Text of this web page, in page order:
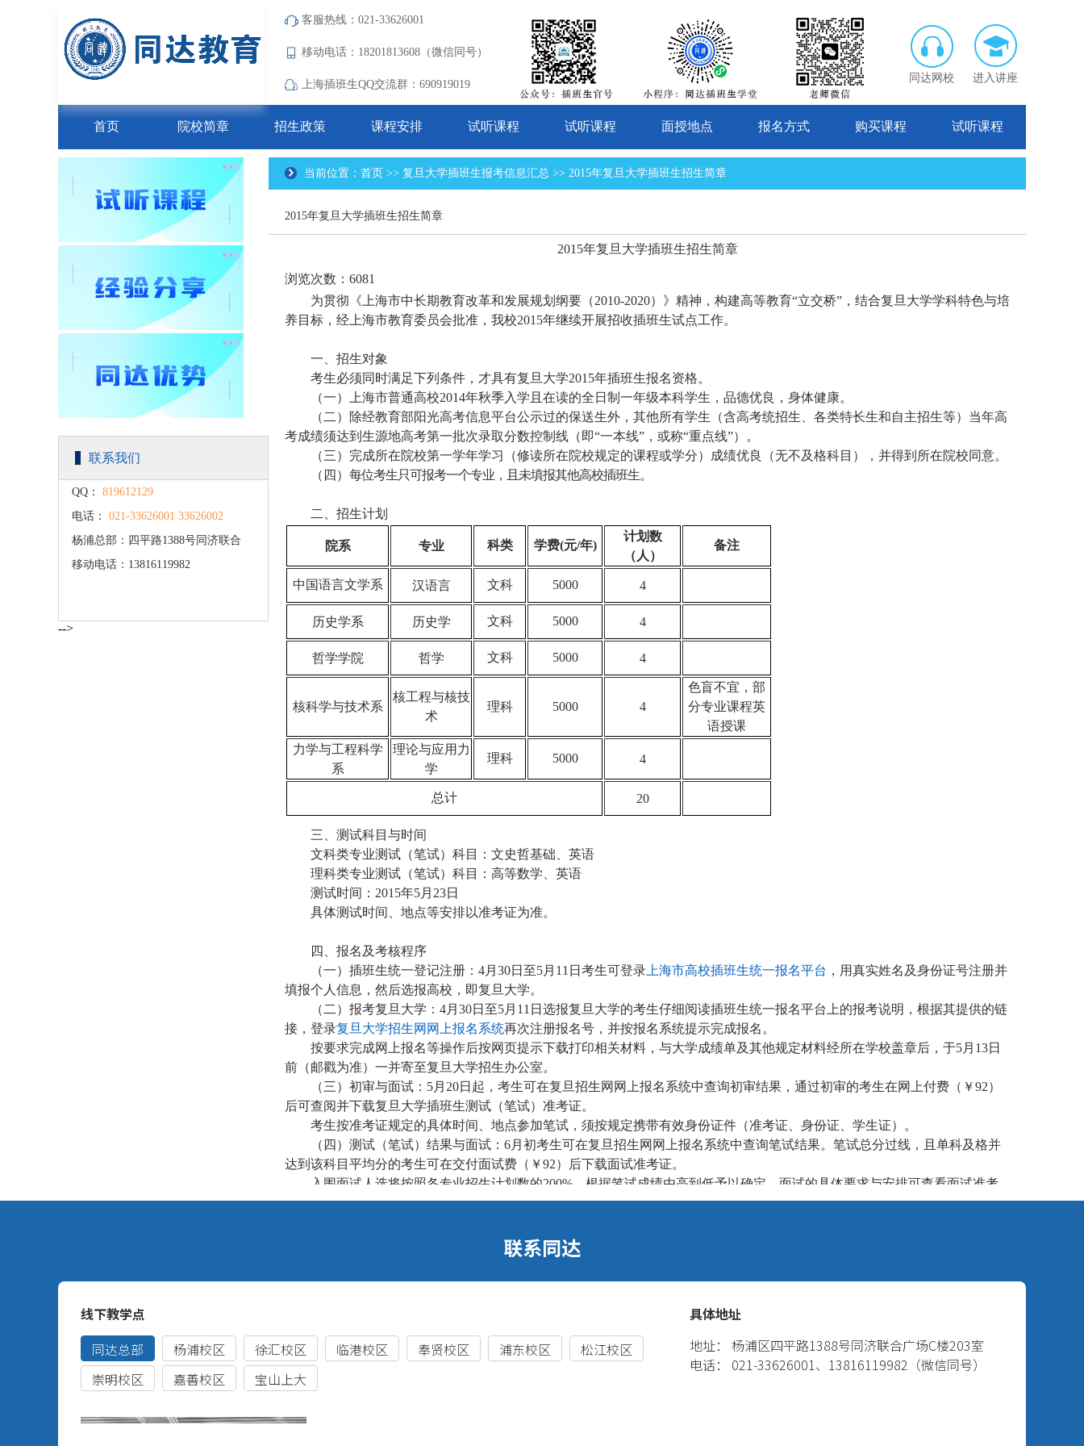
客服热线：021-33626001
移动电话：18201813608（微信同号）
上海插班生QQ交流群：690919019
同达网校 进入讲座
首页 院校简章 招生政策 课程安排 试听课程 试听课程 面授地点 报名方式 购买课程 试听课程
联系我们
QQ： 819612129
电话： 021-33626001 33626002
杨浦总部：四平路1388号同济联合
广场C楼203
移动电话：13816119982
-->
当前位置：首页 >> 复旦大学插班生报考信息汇总 >> 2015年复旦大学插班生招生简章
2015年复旦大学插班生招生简章
2015年复旦大学插班生招生简章
浏览次数：6081
为贯彻《上海市中长期教育改革和发展规划纲要（2010-2020）》精神，构建高等教育“立交桥”，结合复旦大学学科特色与培
养目标，经上海市教育委员会批准，我校2015年继续开展招收插班生试点工作。
一、招生对象
考生必须同时满足下列条件，才具有复旦大学2015年插班生报名资格。
（一）上海市普通高校2014年秋季入学且在读的全日制一年级本科学生，品德优良，身体健康。
（二）除经教育部阳光高考信息平台公示过的保送生外，其他所有学生（含高考统招生、各类特长生和自主招生等）当年高
考成绩须达到生源地高考第一批次录取分数控制线（即“一本线”，或称“重点线”）。
（三）完成所在院校第一学年学习（修读所在院校规定的课程或学分）成绩优良（无不及格科目），并得到所在院校同意。
（四） 每位考生只可报考一个专业，且未填报其他高校插班生。
二、招生计划
院系 专业 科类 学费(元/年)
计划数
（人）
备注
中国语言文学系 汉语言 文科 5000 4
历史学系 历史学 文科 5000 4
哲学学院 哲学 文科 5000 4
核科学与技术系
核工程与核技
术
理科 5000 4
色盲不宜，部
分专业课程英
语授课
力学与工程科学
系
理论与应用力
学
理科 5000 4
总计 20
三、测试科目与时间
文科类专业测试（笔试）科目：文史哲基础、英语
理科类专业测试（笔试）科目：高等数学、英语
测试时间： 2015年5月23日
具体测试时间、地点等安排以准考证为准。
四、报名及考核程序
（一）插班生统一登记注册： 4月30日至5月11日考生可登录 上海市高校插班生统一报名平台 ，用真实姓名及身份证号注册并
填报个人信息，然后选报高校，即复旦大学。
（二）报考复旦大学： 4月30日至5月11日选报复旦大学的考生仔细阅读插班生统一报名平台上的报考说明，根据其提供的链
接，登录复旦大学招生网网上报名系统再次注册报名号，并按报名系统提示完成报名。
按要求完成网上报名等操作后按网页提示下载打印相关材料，与大学成绩单及其他规定材料经所在学校盖章后，于5月13日
前（邮戳为准）一并寄至复旦大学招生办公室。
（三）初审与面试： 5月20日起，考生可在复旦招生网网上报名系统中查询初审结果，通过初审的考生在网上付费（￥92）
后可查阅并下载复旦大学插班生测试（笔试）准考证。
考生按准考证规定的具体时间、地点参加笔试，须按规定携带有效身份证件（准考证、身份证、学生证）。
（四）测试（笔试）结果与面试： 6月初考生可在复旦招生网网上报名系统中查询笔试结果。笔试总分过线，且单科及格并
达到该科目平均分的考生可在交付面试费（￥92）后下载面试准考证。
入围面试人选将按照各专业招生计划数的200%，根据笔试成绩由高到低予以确定。面试的具体要求与安排可查看面试准考
证中的说明。
单，笔试成绩占60%，面试成绩占40%。预录取名单将在复旦招生网上公示一周，公示无异议者将获得预录取通知书和体检通知
预录取考生须在通知书规定时间内将预录取通知回执、《2014年普通高等学校统一招生录取新生名册》（即考生录检表，须
预录取考生须在第一学年结束后一个月内将所在院校开具的第一学年正式成绩单寄至我校，我校将进一步审核。
考生所提交的上述相关材料若不符合规定，将被取消插班生录取资格。
生所在高校办理学生的转学手续。